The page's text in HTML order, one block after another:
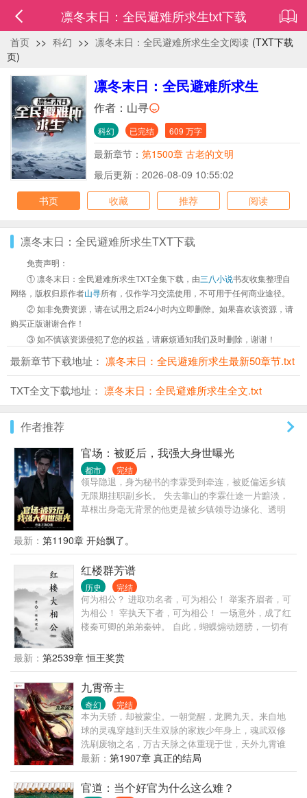
凛冬末日：全民避难所求生txt下载
首页 >> 科幻 >> 凛冬末日：全民避难所求生全文阅读 (TXT下载
页)
凛冬末日：全民避难所求生
作者： 山寻
科幻 已完结 609 万字
最新章节： 第1500章 古老的文明
最后更新：2026-08-09 10:55:02
书页
收藏 推荐 阅读
凛冬末日：全民避难所求生TXT下载
免责声明：
① 凛冬末日：全民避难所求生TXT全集下载，由三八小说书友收集整理自
网络，版权归原作者山寻所有，仅作学习交流使用，不可用于任何商业途径。
② 如非免费资源，请在试用之后24小时内立即删除。如果喜欢该资源，请
购买正版谢谢合作！
③ 如不慎该资源侵犯了您的权益，请麻烦通知我们及时删除，谢谢！
最新章节下载地址： 凛冬末日：全民避难所求生最新50章节.txt
TXT全文下载地址： 凛冬末日：全民避难所求生全文.txt
作者推荐
官场：被贬后，我强大身世曝光
都市 完结
领导隐退，身为秘书的李霖受到牵连，被贬偏远乡镇
无限期挂职副乡长。 失去靠山的李霖仕途一片黯淡，
草根出身毫无背景的他更是被乡镇领导边缘化、透明
时，他的贵人从天而降，自此平步青云，无人能挡。
原来，他最大的靠山，竟然就是他自己！
最新： 第1190章 开始飘了。
红楼群芳谱
历史 完结
何为相公？ 进取功名者，可为相公！ 举案齐眉者，可
为相公！ 宰执天下者，可为相公！ 一场意外，成了红
楼秦可卿的弟弟秦钟。 自此，蝴蝶煽动翅膀，一切有
最新： 第2539章 恒王奖赏
九霄帝主
奇幻 完结
本为天骄，却被蒙尘。一朝觉醒，龙腾九天。来自地
球的灵魂穿越到天生双脉的家族少年身上，魂武双修
洗刷废物之名，万古天脉之体重现于世，天外九霄谁
敢称帝？
最新： 第1907章 真正的结局
官道：当个好官为什么这么难？